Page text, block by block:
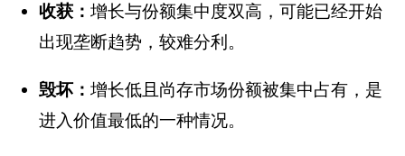
收获： 增长与份额集中度双高，可能已经开始
出现垄断趋势，较难分利。
毁坏： 增长低且尚存市场份额被集中占有，是
进入价值最低的一种情况。